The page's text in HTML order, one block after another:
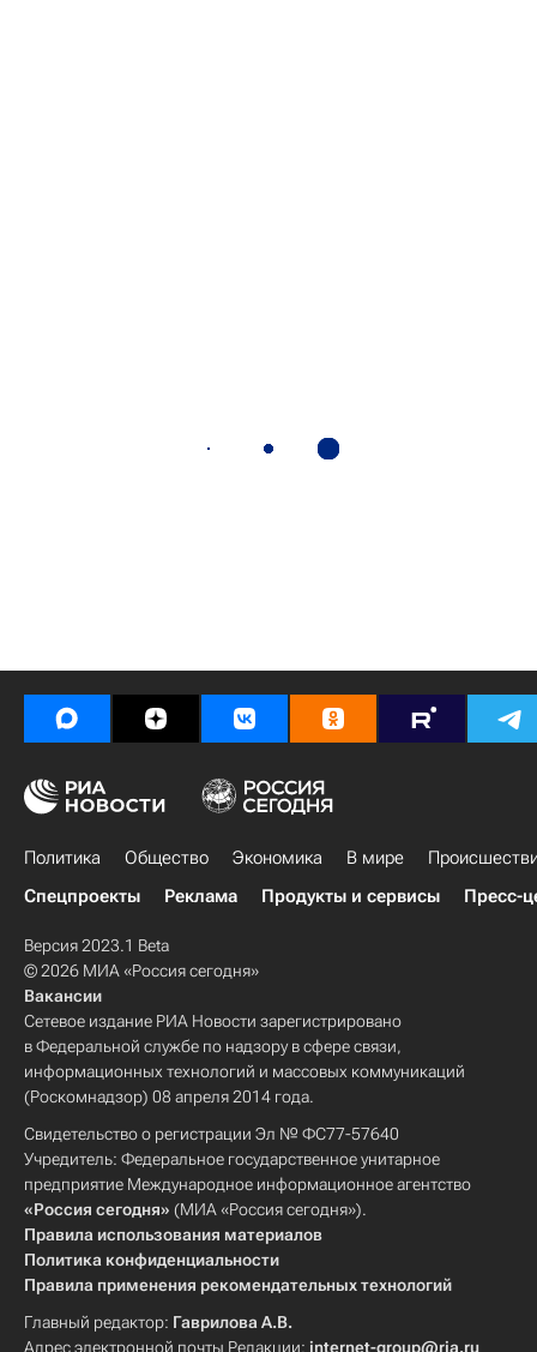
Политика Общество Экономика В мире
Спецпроекты
Реклама Продукты и сервисы Пресс-
Версия 2023.1 Beta
© 2026 МИА «Россия сегодня»
Вакансии
Сетевое издание РИА Новости зарегистрировано
в Федеральной службе по надзору в сфере связи,
информационных технологий и массовых коммуникаций
(Роскомнадзор) 08 апреля 2014 года.
Свидетельство о регистрации Эл № ФС77-57640
Учредитель: Федеральное государственное унитарное
предприятие Международное информационное агентство
«Россия сегодня» (МИА «Россия сегодня»).
Правила использования материалов
Политика конфиденциальности
Правила применения рекомендательных технологий
Главный редактор: Гаврилова А.В.
Адрес электронной почты Редакции: internet-group@ria.ru